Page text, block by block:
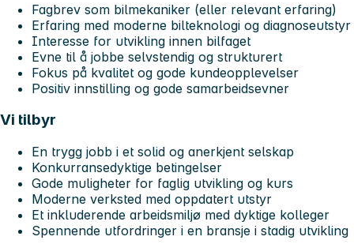
Fagbrev som bilmekaniker (eller relevant erfaring)
Erfaring med moderne bilteknologi og diagnoseutstyr
Interesse for utvikling innen bilfaget
Evne til å jobbe selvstendig og strukturert
Fokus på kvalitet og gode kundeopplevelser
Positiv innstilling og gode samarbeidsevner
Vi tilbyr
En trygg jobb i et solid og anerkjent selskap
Konkurransedyktige betingelser
Gode muligheter for faglig utvikling og kurs
Moderne verksted med oppdatert utstyr
Et inkluderende arbeidsmiljø med dyktige kolleger
Spennende utfordringer i en bransje i stadig utvikling